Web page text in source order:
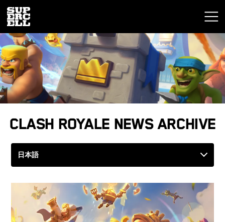
Clash Royale News Archive